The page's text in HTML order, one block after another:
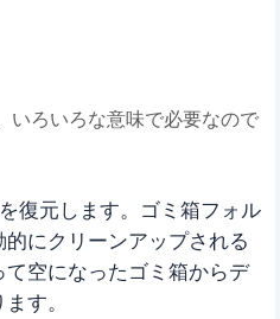
いろいろな意味で必要なので
復元します。ゴミ箱フォル
にクリーンアップされる
空になったゴミ箱からデ
す。